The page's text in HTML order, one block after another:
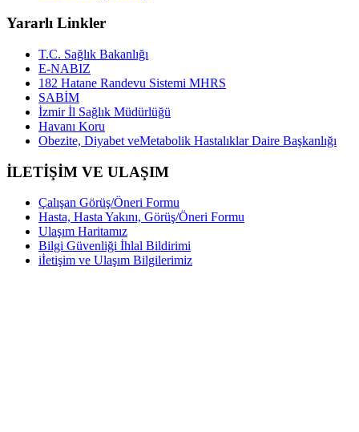
Yararlı Linkler
T.C. Sağlık Bakanlığı
E-NABIZ
182 Hatane Randevu Sistemi MHRS
SABİM
İzmir İl Sağlık Müdürlüğü
Havanı Koru
Obezite, Diyabet veMetabolik Hastalıklar Daire Başkanlığı
İLETİŞİM VE ULAŞIM
Çalışan Görüş/Öneri Formu
Hasta, Hasta Yakını, Görüş/Öneri Formu
Ulaşım Haritamız
Bilgi Güvenliği İhlal Bildirimi
iİetişim ve Ulaşım Bilgilerimiz